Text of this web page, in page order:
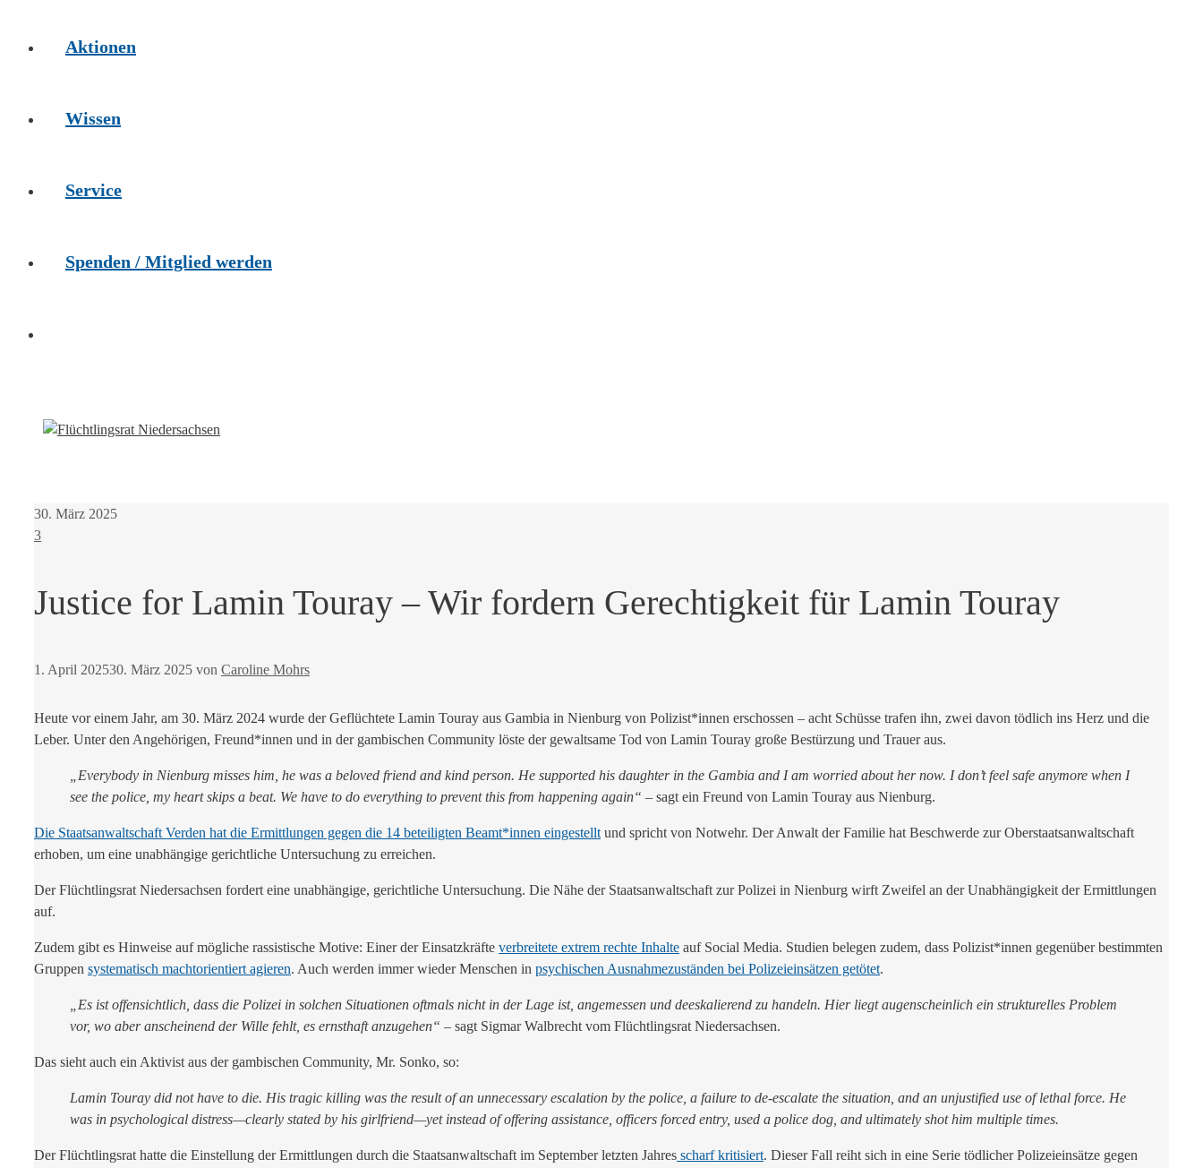
Aktionen
Wissen
Service
Spenden / Mitglied werden
30. März 2025
3
Justice for Lamin Touray – Wir fordern Gerechtigkeit für Lamin Touray
1. April 202530. März 2025 von Caroline Mohrs
Heute vor einem Jahr, am 30. März 2024 wurde der Geflüchtete Lamin Touray aus Gambia in Nienburg von Polizist*innen erschossen – acht Schüsse trafen ihn, zwei davon tödlich ins Herz und die
Leber. Unter den Angehörigen, Freund*innen und in der gambischen Community löste der gewaltsame Tod von Lamin Touray große Bestürzung und Trauer aus.
„Everybody in Nienburg misses him, he was a beloved friend and kind person. He supported his daughter in the Gambia and I am worried about her now. I don’t feel safe anymore when I
see the police, my heart skips a beat. We have to do everything to prevent this from happening again“ – sagt ein Freund von Lamin Touray aus Nienburg.
Die Staatsanwaltschaft Verden hat die Ermittlungen gegen die 14 beteiligten Beamt*innen eingestellt und spricht von Notwehr. Der Anwalt der Familie hat Beschwerde zur Oberstaatsanwaltschaft
erhoben, um eine unabhängige gerichtliche Untersuchung zu erreichen.
Der Flüchtlingsrat Niedersachsen fordert eine unabhängige, gerichtliche Untersuchung. Die Nähe der Staatsanwaltschaft zur Polizei in Nienburg wirft Zweifel an der Unabhängigkeit der Ermittlungen
auf.
Zudem gibt es Hinweise auf mögliche rassistische Motive: Einer der Einsatzkräfte verbreitete extrem rechte Inhalte auf Social Media. Studien belegen zudem, dass Polizist*innen gegenüber bestimmten
Gruppen systematisch machtorientiert agieren. Auch werden immer wieder Menschen in psychischen Ausnahmezuständen bei Polizeieinsätzen getötet.
„Es ist offensichtlich, dass die Polizei in solchen Situationen oftmals nicht in der Lage ist, angemessen und deeskalierend zu handeln. Hier liegt augenscheinlich ein strukturelles Problem
vor, wo aber anscheinend der Wille fehlt, es ernsthaft anzugehen“ – sagt Sigmar Walbrecht vom Flüchtlingsrat Niedersachsen.
Das sieht auch ein Aktivist aus der gambischen Community, Mr. Sonko, so:
Lamin Touray did not have to die. His tragic killing was the result of an unnecessary escalation by the police, a failure to de-escalate the situation, and an unjustified use of lethal force. He
was in psychological distress—clearly stated by his girlfriend—yet instead of offering assistance, officers forced entry, used a police dog, and ultimately shot him multiple times.
Der Flüchtlingsrat hatte die Einstellung der Ermittlungen durch die Staatsanwaltschaft im September letzten Jahres scharf kritisiert. Dieser Fall reiht sich in eine Serie tödlicher Polizeieinsätze gegen